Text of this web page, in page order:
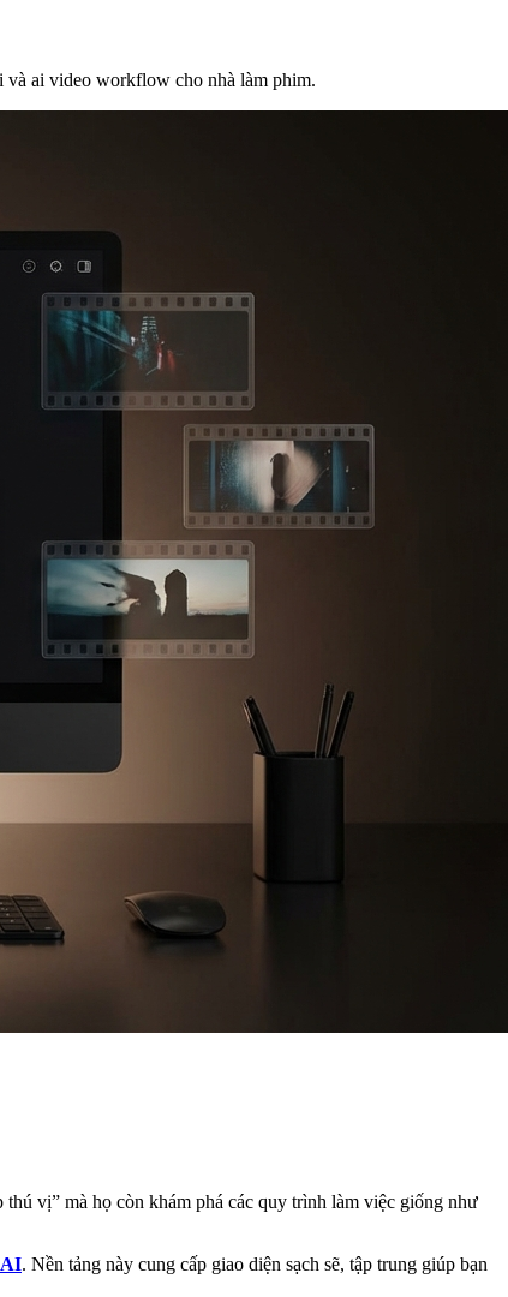
và ai video workflow cho nhà làm phim.
vị” mà họ còn khám phá các quy trình làm việc giống như
AI. Nền tảng này cung cấp giao diện sạch sẽ, tập trung giúp bạn